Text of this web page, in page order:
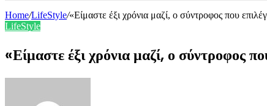
Home/LifeStyle/«Είμαστε έξι χρόνια μαζί, ο σύντροφος που
LifeStyle
«Είμαστε έξι χρόνια μαζί, ο σύντροφος